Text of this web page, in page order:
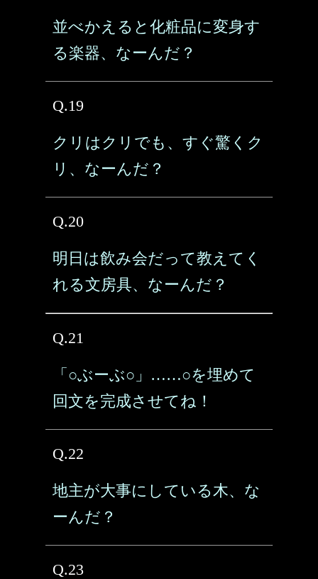
並べかえると化粧品に変身す
る楽器、なーんだ？
Q.19
クリはクリでも、すぐ驚くク
リ、なーんだ？
Q.20
明日は飲み会だって教えてく
れる文房具、なーんだ？
Q.21
「○ぶーぶ○」……○を埋めて
回文を完成させてね！
Q.22
地主が大事にしている木、な
ーんだ？
Q.23